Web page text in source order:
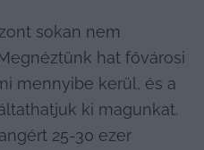
sokan nem
hat fővárosi
mennyibe kerül, és a
ki magunkat.
25-30 ezer